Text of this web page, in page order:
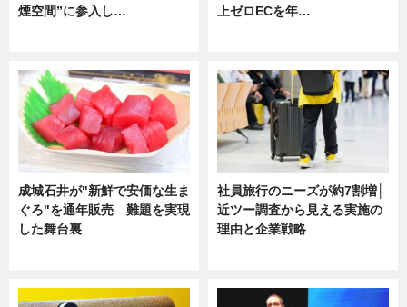
煙空間”に参入し…
上ゼロECを年…
成城石井が"新鮮で安価な生ま
ぐろ"を通年販売 難題を実現
した舞台裏
社員旅行のニーズが約7割増│
近ツー調査から見える実施の
理由と企業戦略